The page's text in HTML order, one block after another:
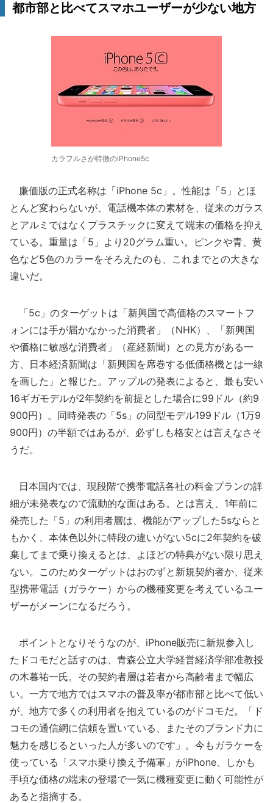
都市部と比べてスマホユーザーが少ない地方
カラフルさが特徴のiPhone5c
廉価版の正式名称は「iPhone 5c」。性能は「5」とほ
とんど変わらないが、電話機本体の素材を、従来のガラス
とアルミではなくプラスチックに変えて端末の価格を抑え
ている。重量は「5」より20グラム重い。ピンクや青、黄
色など5色のカラーをそろえたのも、これまでとの大きな
違いだ。
「5c」のターゲットは「新興国で高価格のスマートフ
ォンには手が届かなかった消費者」（NHK）、「新興国
や価格に敏感な消費者」（産経新聞）との見方がある一
方、日本経済新聞は「新興国を席巻する低価格機とは一線
を画した」と報じた。アップルの発表によると、最も安い
16ギガモデルが2年契約を前提とした場合に99ドル（約9
900円）。同時発表の「5s」の同型モデル199ドル（1万9
900円）の半額ではあるが、必ずしも格安とは言えなさそ
うだ。
日本国内では、現段階で携帯電話各社の料金プランの詳
細が未発表なので流動的な面はある。とは言え、1年前に
発売した「5」の利用者層は、機能がアップした5sならと
もかく、本体色以外に特段の違いがない5cに2年契約を破
棄してまで乗り換えるとは、よほどの特典がない限り思え
ない。このためターゲットはおのずと新規契約者か、従来
型携帯電話（ガラケー）からの機種変更を考えているユー
ザーがメーンになるだろう。
ポイントとなりそうなのが、iPhone販売に新規参入し
たドコモだと話すのは、青森公立大学経営経済学部准教授
の木暮祐一氏。その契約者層は若者から高齢者まで幅広
い。一方で地方ではスマホの普及率が都市部と比べて低い
が、地方で多くの利用者を抱えているのがドコモだ。「ド
コモの通信網に信頼を置いている、またそのブランド力に
魅力を感じるといった人が多いのです」。今もガラケーを
使っている「スマホ乗り換え予備軍」がiPhone、しかも
手頃な価格の端末の登場で一気に機種変更に動く可能性が
あると指摘する。